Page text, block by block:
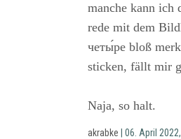
manche kann ich
rede mit dem
четы́ре bloß
sticken, fällt mir
Naja, so halt.
akrabke | 06. April